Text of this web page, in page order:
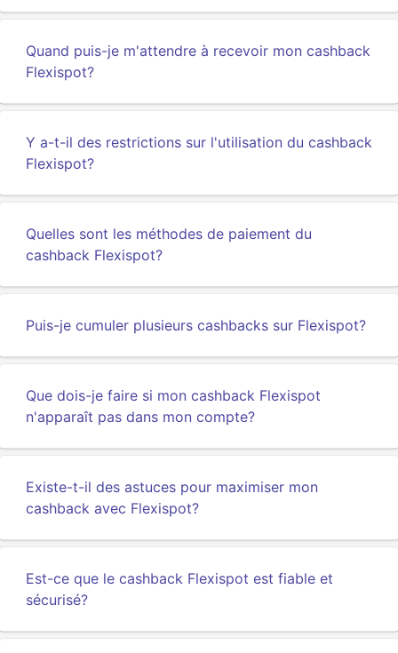
Quand puis-je m'attendre à recevoir mon cashback
Flexispot?
Y a-t-il des restrictions sur l'utilisation du cashback
Flexispot?
Quelles sont les méthodes de paiement du
cashback Flexispot?
Puis-je cumuler plusieurs cashbacks sur Flexispot?
Que dois-je faire si mon cashback Flexispot
n'apparaît pas dans mon compte?
Existe-t-il des astuces pour maximiser mon
cashback avec Flexispot?
Est-ce que le cashback Flexispot est fiable et
sécurisé?